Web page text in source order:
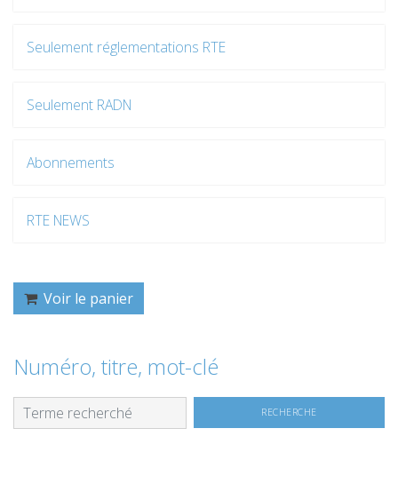
Seulement réglementations RTE
Seulement RADN
Abonnements
RTE NEWS
Voir le panier
Numéro, titre, mot-clé